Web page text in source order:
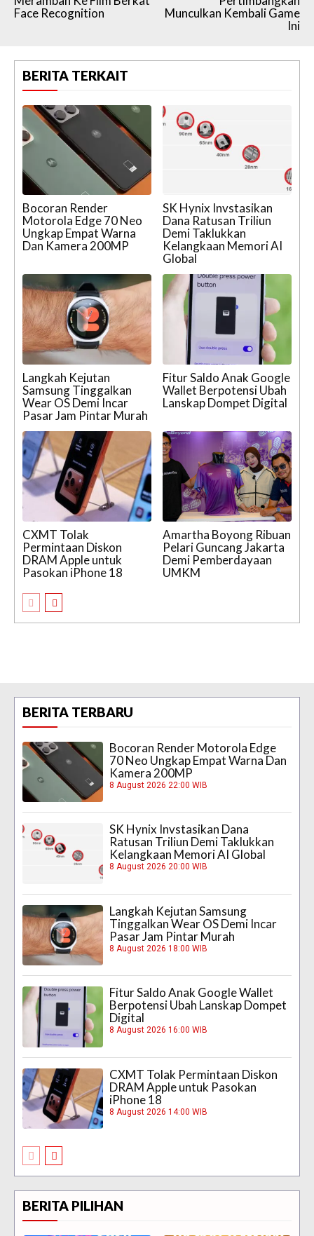
Face Recognition
Munculkan Kembali Game
Ini
BERITA TERKAIT
Bocoran Render
Motorola Edge 70 Neo
Ungkap Empat Warna
Dan Kamera 200MP
SK Hynix Invstasikan
Dana Ratusan Triliun
Demi Taklukkan
Kelangkaan Memori AI
Global
Langkah Kejutan
Samsung Tinggalkan
Wear OS Demi Incar
Pasar Jam Pintar Murah
Fitur Saldo Anak Google
Wallet Berpotensi Ubah
Lanskap Dompet Digital
CXMT Tolak
Permintaan Diskon
DRAM Apple untuk
Pasokan iPhone 18
Amartha Boyong Ribuan
Pelari Guncang Jakarta
Demi Pemberdayaan
UMKM
BERITA TERBARU
Bocoran Render Motorola Edge
70 Neo Ungkap Empat Warna Dan
Kamera 200MP
8 August 2026 22:00 WIB
SK Hynix Invstasikan Dana
Ratusan Triliun Demi Taklukkan
Kelangkaan Memori AI Global
8 August 2026 20:00 WIB
Langkah Kejutan Samsung
Tinggalkan Wear OS Demi Incar
Pasar Jam Pintar Murah
8 August 2026 18:00 WIB
Fitur Saldo Anak Google Wallet
Berpotensi Ubah Lanskap Dompet
Digital
8 August 2026 16:00 WIB
CXMT Tolak Permintaan Diskon
DRAM Apple untuk Pasokan
iPhone 18
8 August 2026 14:00 WIB
BERITA PILIHAN